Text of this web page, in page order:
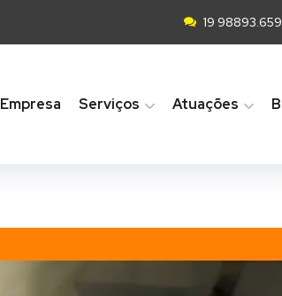
19
Empresa Serviços Atuações